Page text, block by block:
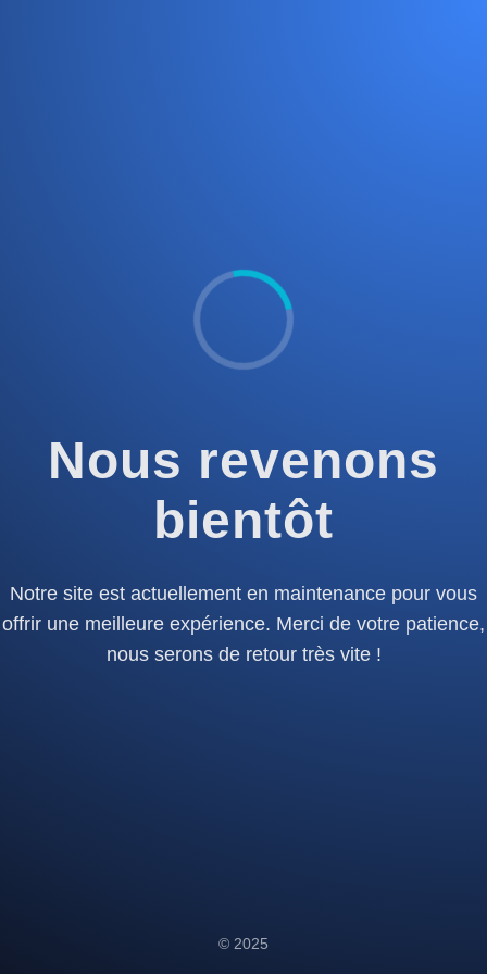
Nous revenons
bientôt
Notre site est actuellement en maintenance pour vous
offrir une meilleure expérience. Merci de votre patience,
nous serons de retour très vite !
© 2025